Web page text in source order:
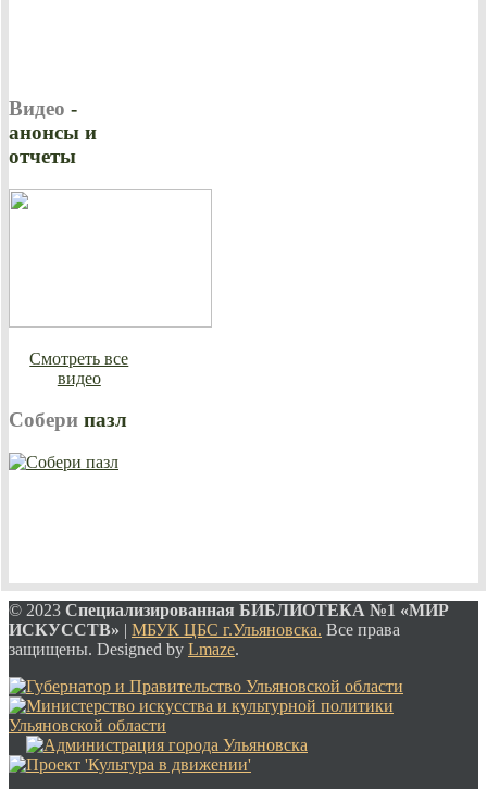
Видео -
анонсы и
отчеты
Смотреть все
видео
Собери пазл
© 2023 Специализированная БИБЛИОТЕКА №1 «МИР
ИСКУССТВ» | МБУК ЦБС г.Ульяновска. Все права
защищены. Designed by Lmaze.